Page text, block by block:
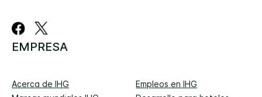
EMPRESA
Acerca de IHG
Empleos en IHG